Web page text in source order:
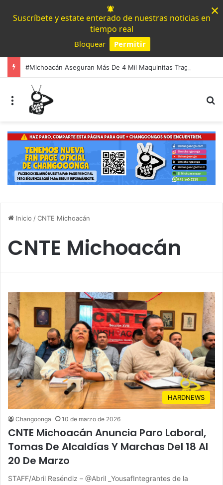
Suscríbete y estate enterado de nuestras noticias en
tiempo real
Bloquear Permitir
×
Menú
Inicio /CNTE Michoacán
CNTE Michoacán
HARDNEWS
Changoonga 10 de marzo de 2026
CNTE Michoacán Anuncia Paro Laboral,
Tomas De Alcaldías Y Marchas Del 18 Al
20 De Marzo
STAFF/Abril Reséndiz – @Abril _YousafIntegrantes de la